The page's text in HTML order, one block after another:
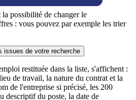
la possibilité de changer le
: vous pouvez par exemple les trier
issues de votre recherche
restituée dans la liste, s'affichent :
de travail, la nature du contrat et la
de l'entreprise si précisé, les 200
descriptif du poste, la date de